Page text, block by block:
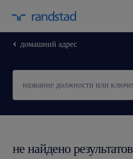
домашний адрес
не найдено результатов